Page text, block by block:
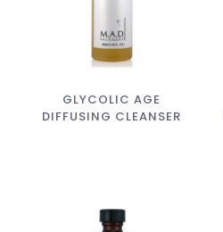
GLYCOLIC AGE
DIFFUSING CLEANSER